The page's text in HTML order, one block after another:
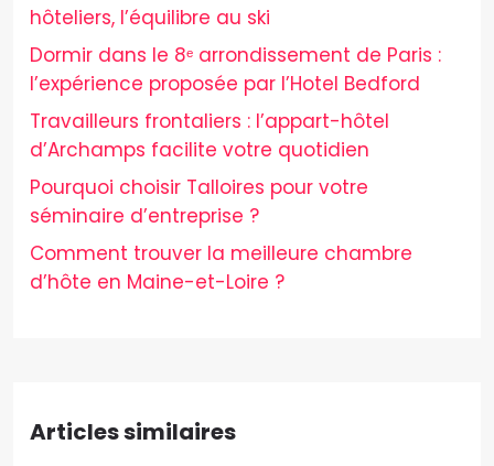
hôteliers, l’équilibre au ski
Dormir dans le 8ᵉ arrondissement de Paris :
l’expérience proposée par l’Hotel Bedford
Travailleurs frontaliers : l’appart-hôtel
d’Archamps facilite votre quotidien
Pourquoi choisir Talloires pour votre
séminaire d’entreprise ?
Comment trouver la meilleure chambre
d’hôte en Maine-et-Loire ?
Articles similaires